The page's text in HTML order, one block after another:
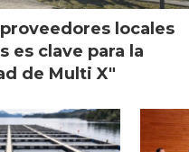
locales
es clave para la
de Multi X"